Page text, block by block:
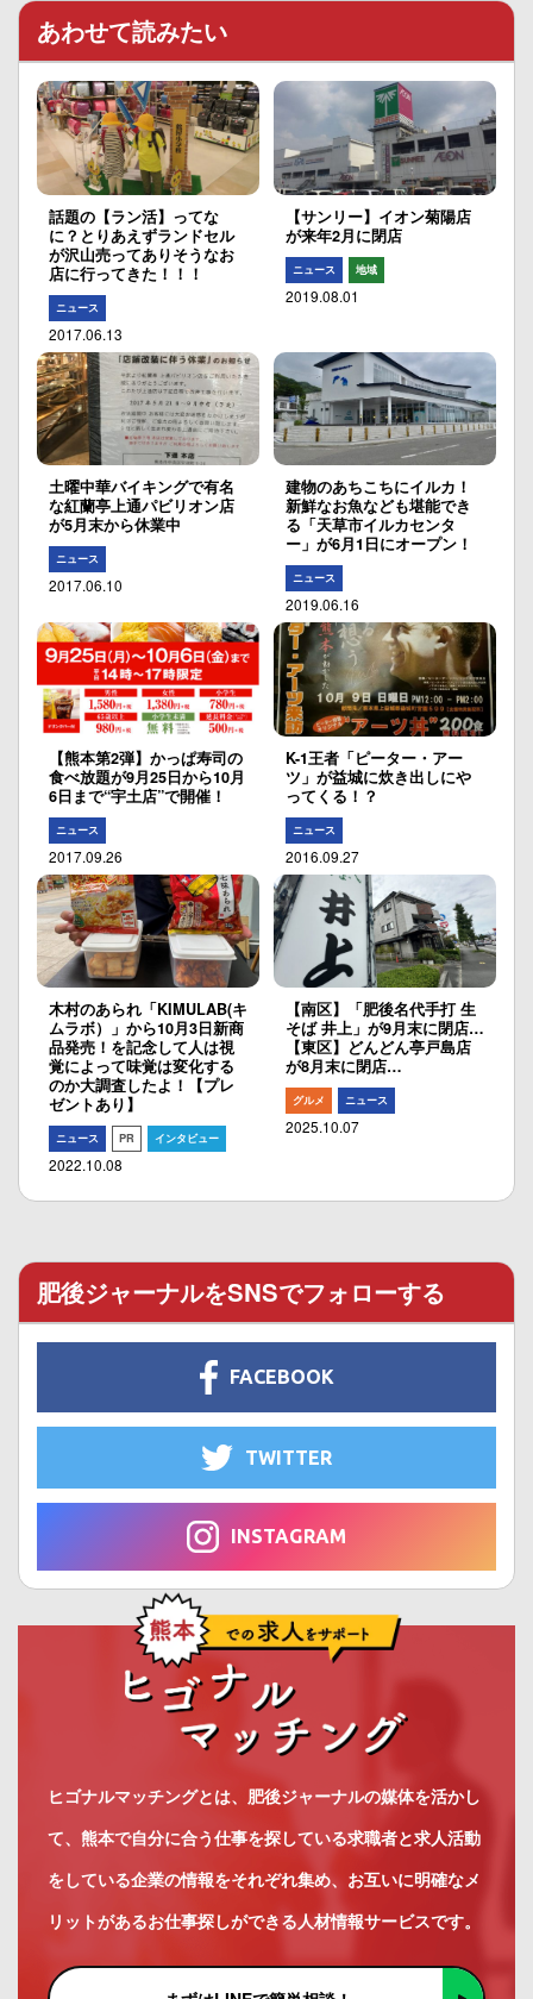
あわせて読みたい
話題の【ラン活】ってな
に？とりあえずランドセル
が沢山売ってありそうなお
店に行ってきた！！！
ニュース
2017.06.13
【サンリー】イオン菊陽店
が来年2月に閉店
ニュース 地域
2019.08.01
土曜中華バイキングで有名
な紅蘭亭上通パビリオン店
が5月末から休業中
ニュース
2017.06.10
建物のあちこちにイルカ！
新鮮なお魚なども堪能でき
る「天草市イルカセンタ
ー」が6月1日にオープン！
ニュース
2019.06.16
【熊本第2弾】かっぱ寿司の
食べ放題が9月25日から10月
6日まで“宇土店”で開催！
ニュース
2017.09.26
K-1王者「ピーター・アー
ツ」が益城に炊き出しにや
ってくる！？
ニュース
2016.09.27
木村のあられ「KIMULAB(キ
ムラボ）」から10月3日新商
品発売！を記念して人は視
覚によって味覚は変化する
のか大調査したよ！【プレ
ゼントあり】
ニュース PR インタビュー
2022.10.08
【南区】「肥後名代手打 生
そば 井上」が9月末に閉店…
【東区】どんどん亭戸島店
が8月末に閉店…
グルメ ニュース
2025.10.07
肥後ジャーナルをSNSでフォローする
FACEBOOK
TWITTER
INSTAGRAM
ヒゴナルマッチングとは、肥後ジャーナルの媒体を活かし
て、熊本で自分に合う仕事を探している求職者と求人活動
をしている企業の情報をそれぞれ集め、お互いに明確なメ
リットがあるお仕事探しができる人材情報サービスです。